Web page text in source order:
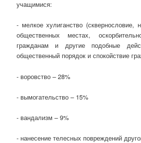
учащимися:
- мелкое хулиганство (сквернословие,
общественных местах,
гражданам и другие подобные
общественный порядок и спокойствие
- воровство – 28%
- вымогательство – 15%
- вандализм – 9%
- нанесение телесных повреждений